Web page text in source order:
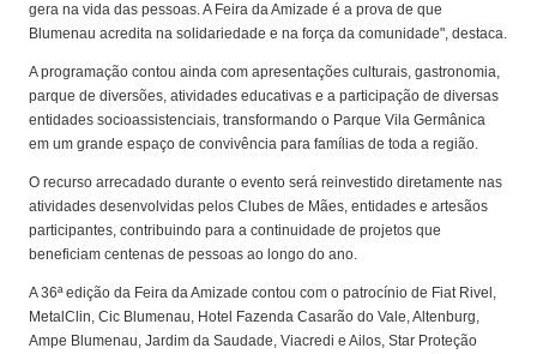
gera na vida das pessoas. A Feira da Amizade é a prova de que
Blumenau acredita na solidariedade e na força da comunidade", destaca.
A programação contou ainda com apresentações culturais, gastronomia,
parque de diversões, atividades educativas e a participação de diversas
entidades socioassistenciais, transformando o Parque Vila Germânica
em um grande espaço de convivência para famílias de toda a região.
O recurso arrecadado durante o evento será reinvestido diretamente nas
atividades desenvolvidas pelos Clubes de Mães, entidades e artesãos
participantes, contribuindo para a continuidade de projetos que
beneficiam centenas de pessoas ao longo do ano.
A 36ª edição da Feira da Amizade contou com o patrocínio de Fiat Rivel,
MetalClin, Cic Blumenau, Hotel Fazenda Casarão do Vale, Altenburg,
Ampe Blumenau, Jardim da Saudade, Viacredi e Ailos, Star Proteção